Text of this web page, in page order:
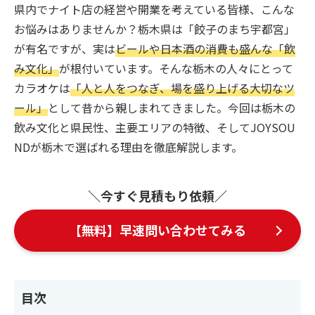
営業所一覧
県内でナイト店の経営や開業を考えている皆様、こんな
お悩みはありませんか？栃木県は「餃子のまち宇都宮」
が有名ですが、実はビールや日本酒の消費も盛んな「飲
み文化」が根付いています。そんな栃木の人々にとって
カラオケは「人と人をつなぎ、場を盛り上げる大切なツ
ール」として昔から親しまれてきました。今回は栃木の
飲み文化と県民性、主要エリアの特徴、そしてJOYSOU
NDが栃木で選ばれる理由を徹底解説します。
＼今すぐ見積もり依頼／
【無料】早速問い合わせてみる
目次